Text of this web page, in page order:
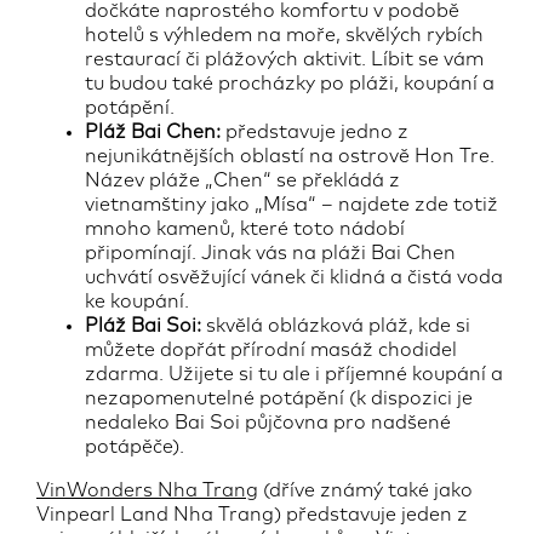
dočkáte naprostého komfortu v podobě
hotelů s výhledem na moře, skvělých rybích
restaurací či plážových aktivit. Líbit se vám
tu budou také procházky po pláži, koupání a
potápění.
Pláž Bai Chen: představuje jedno z
nejunikátnějších oblastí na ostrově Hon Tre.
Název pláže „Chen“ se překládá z
vietnamštiny jako „Mísa“ – najdete zde totiž
mnoho kamenů, které toto nádobí
připomínají. Jinak vás na pláži Bai Chen
uchvátí osvěžující vánek či klidná a čistá voda
ke koupání.
Pláž Bai Soi: skvělá oblázková pláž, kde si
můžete dopřát přírodní masáž chodidel
zdarma. Užijete si tu ale i příjemné koupání a
nezapomenutelné potápění (k dispozici je
nedaleko Bai Soi půjčovna pro nadšené
potápěče).
VinWonders Nha Trang (dříve známý také jako
Vinpearl Land Nha Trang) představuje jeden z